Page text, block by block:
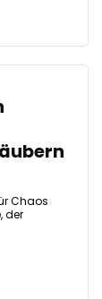
Chaos
der